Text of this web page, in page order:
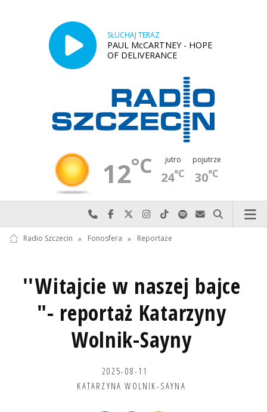
SŁUCHAJ TERAZ
PAUL McCARTNEY - HOPE
OF DELIVERANCE
12°C jutro
24°C
pojutrze
30°C
Najlepiej po prostu do nas zadzwoń
Odwiedź nas na Facebook-u
Odwiedź nas na X
Odwiedź nas na Instagram-ie
Odwiedź nas na TikTok-u
Szukaj nas na Spotify
Wyślij do nas
Szukaj
Radio Szczecin » Fonosfera » Reportaże
''Witajcie w naszej bajce
"- reportaż Katarzyny
Wolnik-Sayny
2025-08-11
KATARZYNA WOLNIK-SAYNA